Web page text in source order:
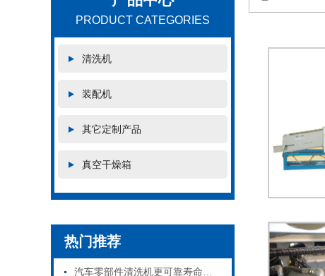
PRODUCT CATEGORIES
清洗机
装配机
其它定制产品
真空干燥箱
热门推荐